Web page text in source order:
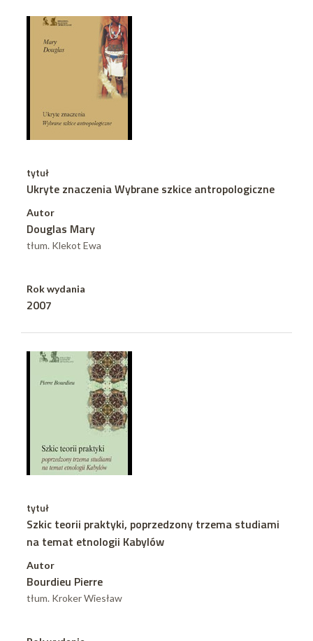
tytuł
Ukryte znaczenia Wybrane szkice antropologiczne
Autor
Douglas Mary
tłum. Klekot Ewa
Rok wydania
2007
tytuł
Szkic teorii praktyki, poprzedzony trzema studiami
na temat etnologii Kabylów
Autor
Bourdieu Pierre
tłum. Kroker Wiesław